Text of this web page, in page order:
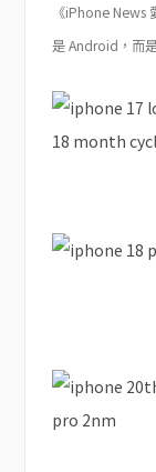
《iPhone News
是 Android，而